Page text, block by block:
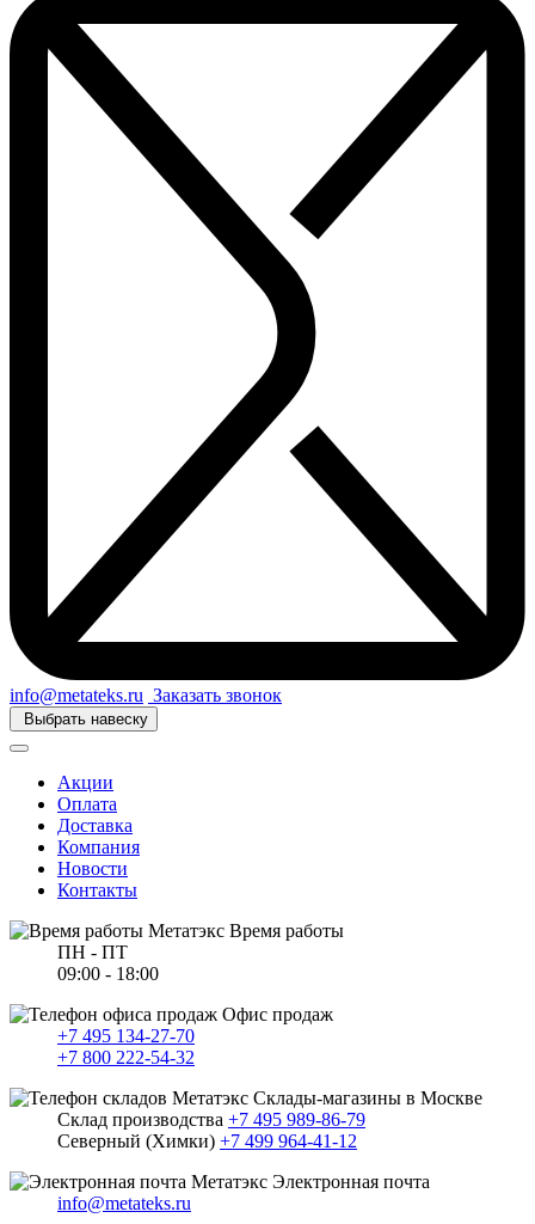
info@metateks.ru Заказать звонок
Выбрать навеску
Акции
Оплата
Доставка
Компания
Новости
Контакты
Время работы
ПН - ПТ
09:00 - 18:00
Офис продаж
+7 495 134-27-70
+7 800 222-54-32
Склады-магазины в Москве
Склад производства +7 495 989-86-79
Северный (Химки) +7 499 964-41-12
Электронная почта
info@metateks.ru